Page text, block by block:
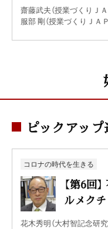
齋藤武夫（授業づくりＪ
服部 剛（授業づくりＪＡ
ピックアッ
コロナの時代を生きる
【第6回
ルメク
花木秀明（大村智記念研